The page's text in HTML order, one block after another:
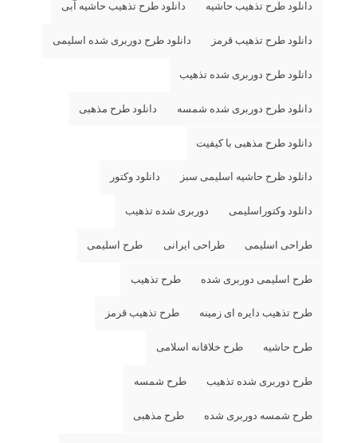
دانلود طرح تذهیب حاشیه دانلود طرح تذهیب حاشیه آبی
دانلود طرح تذهیب قرمز دانلود طرح دوربری شده اسلیمی
دانلود طرح دوربری شده تذهیب
دانلود طرح دوربری شده شمسه دانلود طرح مذهبی
دانلود طرح مذهبی با کیفیت
دانلود ظرح حاشیه اسلیمی سبز دانلود وکتور
دانلود وکتوراسلیمی دوربری شده تذهیب
طراحی اسلیمی طراحی ایرانی طرح اسلیمی
طرح اسلیمی دوربری شده طرح تذهیب
طرح تذهیب دایره ای زمینه طرح تذهیب قرمز
طرح حاشیه طرح خلاقانه اسلامی
طرح دوربری شده تذهیب طرح شمسه
طرح شمسه دوربری شده طرح مذهبی